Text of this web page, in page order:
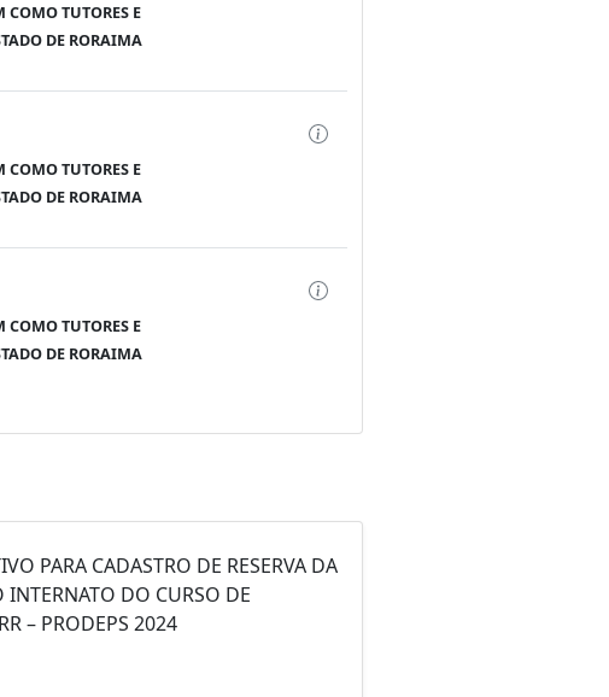
COMO TUTORES E
DE RORAIMA
COMO TUTORES E
DE RORAIMA
COMO TUTORES E
DE RORAIMA
PARA CADASTRO DE RESERVA DA
INTERNATO DO CURSO DE
– PRODEPS 2024